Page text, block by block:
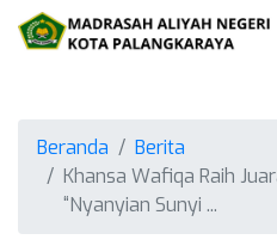
Beranda
Berita
Khansa Wafiqa Raih
“Nyanyian Sunyi ...